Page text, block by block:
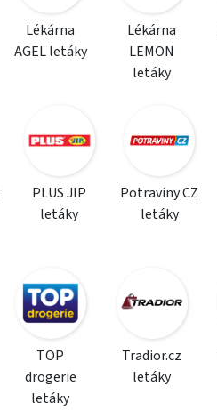
Lékárna
AGEL letáky
Lékárna
LEMON
letáky
PLUS JIP
letáky
Potraviny CZ
letáky
TOP
drogerie
letáky
Tradior.cz
letáky